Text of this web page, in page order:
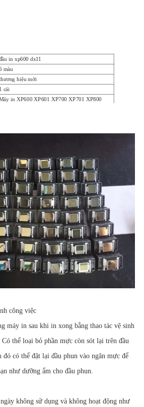
in xp600 dx11
màu
hiệu mới
1 cái
in XP600 XP601 XP700 XP701 XP800
công việc
máy in sau khi in xong bằng thao tác vệ sinh
thể loại bỏ phần mực còn sót lại trên đầu
đó có thể đặt lại đầu phun vào ngăn mực để
như dưỡng ẩm cho đầu phun.
không sử dụng và không hoạt động như